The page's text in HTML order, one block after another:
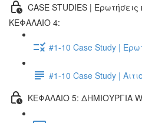
CASE STUDIES |
ΚΕΦΑΛΑΙΟ 4:
#1-10 Case Study |
#1-10 Case Study |
ΚΕΦΑΛΑΙΟ 5: ΔΗΜΙΟΥΡΓΙΑ